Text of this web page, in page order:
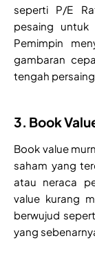
seperti P/E
pesaing untuk
Pemimpin
gambaran
tengah
3. Book
Book value
saham yang
atau neraca
value kurang
berwujud
yang